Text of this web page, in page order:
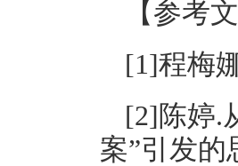
【参考
[1]程梅
[2]陈婷.
案”引发的